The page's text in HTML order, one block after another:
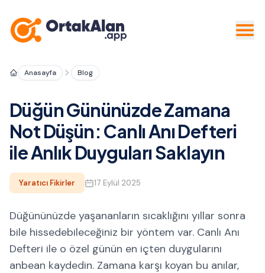
Anasayfa Blog
Düğün Gününüzde Zamana
Not Düşün: Canlı Anı Defteri
ile Anlık Duyguları Saklayın
Yaratıcı Fikirler 17 Eylül 2025
Düğününüzde yaşananların sıcaklığını yıllar sonra
bile hissedebileceğiniz bir yöntem var. Canlı Anı
Defteri ile o özel günün en içten duygularını
anbean kaydedin. Zamana karşı koyan bu anılar,